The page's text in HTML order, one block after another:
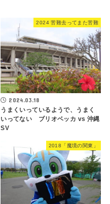
2024 苦難去ってまた苦難
2024.03.18
うまくいっているようで、うまく
いってない ブリオベッカ vs 沖縄
SV
2018「魔境の関東」